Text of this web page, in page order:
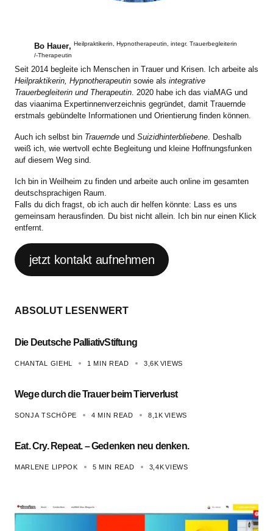
Bo Hauer, Heilpraktikerin, Hypnotherapeutin, integr. Trauerbegleiterin
/-Therapeutin
Seit 2014 begleite ich Menschen in Trauer und Krisen. Ich arbeite als
Heilpraktikerin, Hypnotherapeutin sowie als integrative
Trauerbegleiterin und Therapeutin. 2020 habe ich das viaMAG und
das viaanima Expertinnenverzeichnis gegründet, damit Trauernde
erstmals gebündelte Informationen und Orientierung finden können.
Auch ich selbst bin Trauernde und Suizidhinterbliebene. Deshalb
weiß ich, wie wertvoll echte Begleitung und kleine Hoffnungsfunken
auf diesem Weg sind.
Ich bin in Weilheim zu finden und arbeite auch online im gesamten
deutschsprachigen Raum.
Falls du dich fragst, ob ich auch dir helfen könnte: Lass es uns
gemeinsam herausfinden. Du bist nicht allein. Ich bin nur einen Klick
entfernt.
jetzt kontakt aufnehmen
ABSOLUT LESENWERT
Die Deutsche PalliativStiftung
CHANTAL GIEHL 1 MIN READ 3,6K VIEWS
Wege durch die Trauer beim Tierverlust
SONJA TSCHÖPE 4 MIN READ 8,1K VIEWS
Eat. Cry. Repeat. – Gedenken neu denken.
MARLENE LIPPOK 5 MIN READ 3,4KVIEWS